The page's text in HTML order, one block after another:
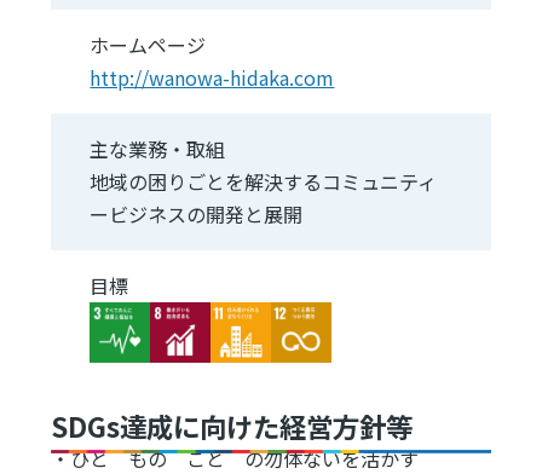
ホームページ
http://wanowa-hidaka.com
主な業務・取組
地域の困りごとを解決するコミュニティ
ービジネスの開発と展開
目標
Image
Image Image Image
SDGs達成に向けた経営方針等
・ひと もの こと の勿体ないを活かす